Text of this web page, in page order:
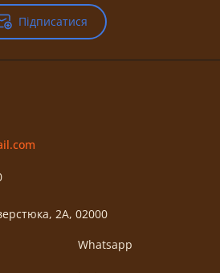
Підписатися
2А, 02000
Whatsapp